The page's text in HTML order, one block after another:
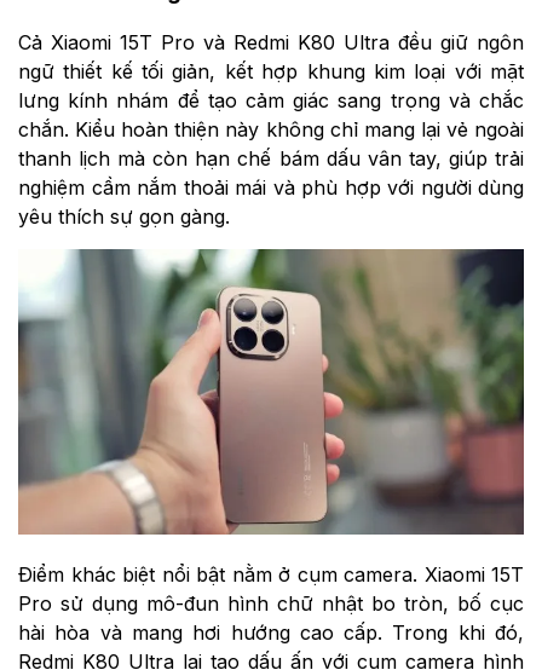
Cả Xiaomi 15T Pro và Redmi K80 Ultra đều giữ ngôn
ngữ thiết kế tối giản, kết hợp khung kim loại với mặt
lưng kính nhám để tạo cảm giác sang trọng và chắc
chắn. Kiểu hoàn thiện này không chỉ mang lại vẻ ngoài
thanh lịch mà còn hạn chế bám dấu vân tay, giúp trải
nghiệm cầm nắm thoải mái và phù hợp với người dùng
yêu thích sự gọn gàng.
Điểm khác biệt nổi bật nằm ở cụm camera. Xiaomi 15T
Pro sử dụng mô-đun hình chữ nhật bo tròn, bố cục
hài hòa và mang hơi hướng cao cấp. Trong khi đó,
Redmi K80 Ultra lại tạo dấu ấn với cụm camera hình